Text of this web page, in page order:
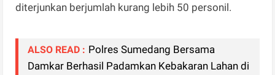
diterjunkan berjumlah kurang lebih 50 personil.
ALSO READ : Polres Sumedang Bersama
Damkar Berhasil Padamkan Kebakaran Lahan di